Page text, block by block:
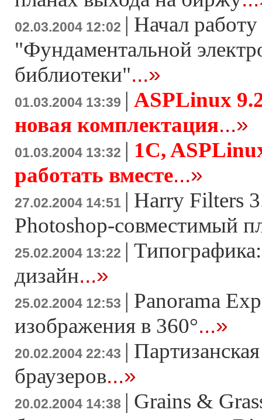
02.03.2004 12:02 | Начал
"Фундаментальной
библиотеки"...»
01.03.2004 13:39 | ASPLinux
новая комплектация...»
01.03.2004 13:32 | 1C,
работать вместе...»
27.02.2004 14:51 | Harry Filters
Photoshop-совместимый
25.02.2004 13:22 |
дизайн...»
25.02.2004 12:53 | Panorama
изображения в 360°...»
20.02.2004 22:43 |
браузеров...»
20.02.2004 14:38 | Grains &